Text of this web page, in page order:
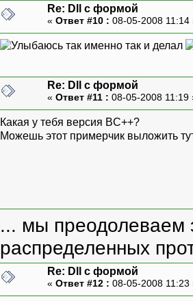
Re: Dll с формой
« Ответ #10 : 08-05-2008
так именно так и делал
Re: Dll с формой
« Ответ #11 : 08-05-2008
Какая у тебя версия BC++?
Можешь этот примерчик выложить
... мы преодолеваем
распределенных
Re: Dll с формой
« Ответ #12 : 08-05-2008